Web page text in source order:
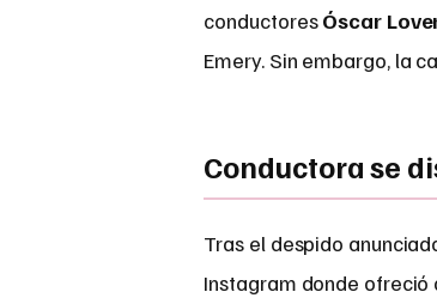
conductoresÓscar
Emery. Sin embargo, la
Conductora se
Tras el despido
Instagram donde ofreció